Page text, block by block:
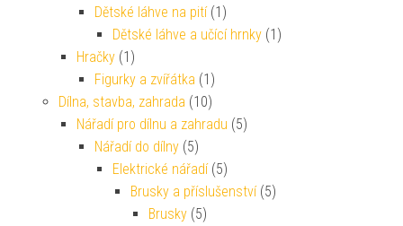
Dětské láhve na pití (1)
Dětské láhve a učící hrnky (1)
Hračky (1)
Figurky a zvířátka (1)
Dílna, stavba, zahrada (10)
Nářadí pro dílnu a zahradu (5)
Nářadí do dílny (5)
Elektrické nářadí (5)
Brusky a příslušenství (5)
Brusky (5)